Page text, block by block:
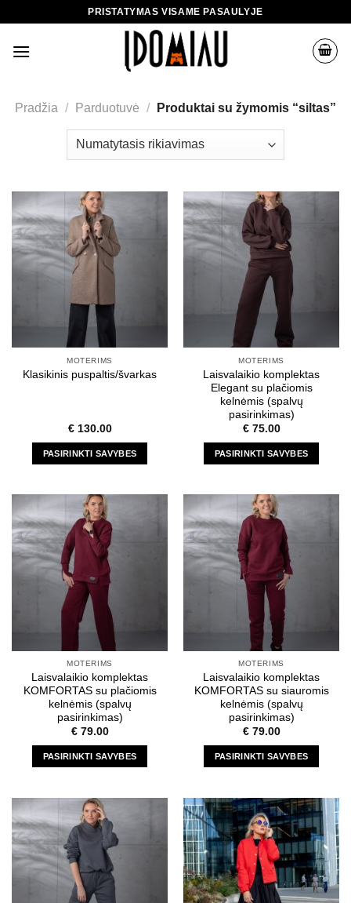
content
PRISTATYMAS VISAME PASAULYJE
Pradžia / Parduotuvė / Produktai su žymomis “siltas”
MOTERIMS
Klasikinis puspaltis/švarkas
€130.00
PASIRINKTI SAVYBES
has
multiple
variants.
The
options
may
be
chosen
on
the
product
page
MOTERIMS
Laisvalaikio komplektas
Elegant su plačiomis
kelnėmis (spalvų
pasirinkimas)
€75.00
PASIRINKTI SAVYBES
has
multiple
variants.
The
options
may
be
chosen
on
the
product
page
MOTERIMS
Laisvalaikio komplektas
KOMFORTAS su plačiomis
kelnėmis (spalvų
pasirinkimas)
€79.00
PASIRINKTI SAVYBES
has
multiple
variants.
The
options
may
MOTERIMS
Laisvalaikio komplektas
KOMFORTAS su siauromis
kelnėmis (spalvų
pasirinkimas)
€79.00
PASIRINKTI SAVYBES
has
multiple
variants.
The
options
may